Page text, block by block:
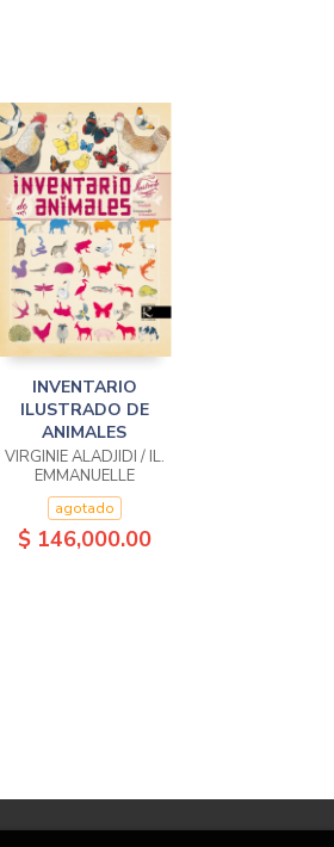
INVENTARIO
ILUSTRADO DE
ANIMALES
VIRGINIE ALADJIDI / IL.
EMMANUELLE
TCHOUKRIEL
agotado
$ 146,000.00